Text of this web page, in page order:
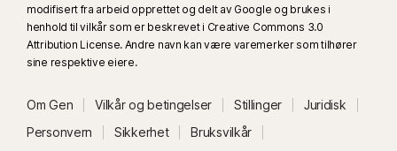
Fungerer bare på Mac og Windows via en støttet utvidelse og krever
en mobilenhet med appen installert. Må være logget på mobilappen
Norton Password Manager og nettleserutvidelsen med samme konto, og
ha Opplåsing av hvelv uten passord konfigurert.
modifisert fra arbeid opprettet og delt av Google og brukes i
henhold til vilkår som er beskrevet i Creative Commons 3.0
Attribution License. Andre navn kan være varemerker som tilhører
sine respektive eiere.
Om Gen Vilkår og betingelser Stillinger
Juridisk
Personvern
Sikkerhet
Bruksvilkår